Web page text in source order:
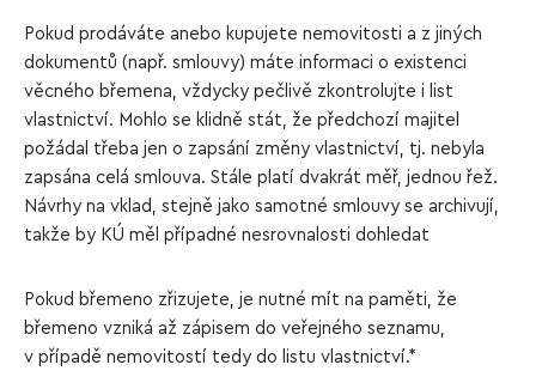
Pokud prodáváte anebo kupujete nemovitosti a z jiných
dokumentů (např. smlouvy) máte informaci o existenci
věcného břemena, vždycky pečlivě zkontrolujte i list
vlastnictví. Mohlo se klidně stát, že předchozí majitel
požádal třeba jen o zapsání změny vlastnictví, tj. nebyla
zapsána celá smlouva. Stále platí dvakrát měř, jednou řež.
Návrhy na vklad, stejně jako samotné smlouvy se archivují,
takže by KÚ měl případné nesrovnalosti dohledat
Pokud břemeno zřizujete, je nutné mít na paměti, že
břemeno vzniká až zápisem do veřejného seznamu,
v případě nemovitostí tedy do listu vlastnictví.*